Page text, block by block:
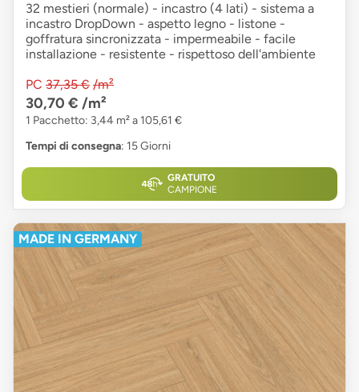
32 mestieri (normale) - incastro (4 lati) - sistema a
incastro DropDown - aspetto legno - listone -
goffratura sincronizzata - impermeabile - facile
installazione - resistente - rispettoso dell'ambiente
PC 37,35 € /m²
30,70 € /m²
1 Pacchetto: 3,44 m² a 105,61 €
Tempi di consegna: 15 Giorni
GRATUITO
CAMPIONE
MADE IN GERMANY